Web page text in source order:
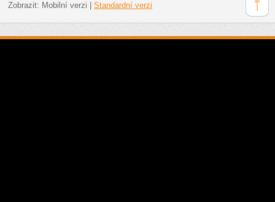
Zobrazit: Mobilní verzi Standardní verzi